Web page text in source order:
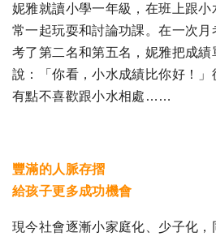
妮雅就讀小學一年級，在班上跟小
常一起玩耍和討論功課。在一次月
考了第二名和第五名，妮雅把成
說：「你看，小水成績比你好！
有點不喜歡跟小水相處……
豐滿的人脈存摺
給孩子更多成功機會
現今社會逐漸小家庭化、少子化